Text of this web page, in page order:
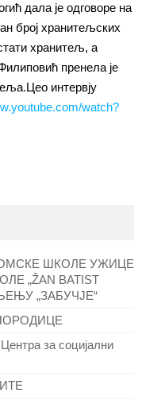
дала је одговоре на
број хранитељских
хранитељ, а
пренела је
интервју
watch?
ШКОЛЕ УЖИЦЕ
„ŽAN BATIST
„ЗАБУЧЈЕ“
за социјални